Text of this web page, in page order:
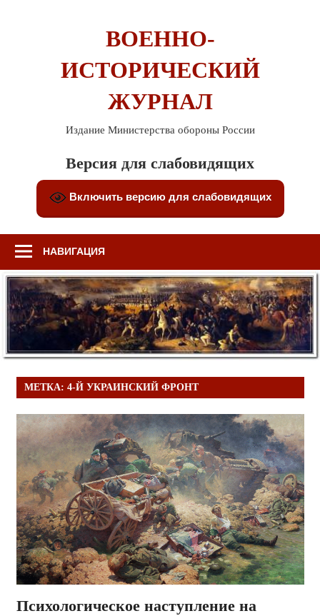
ВОЕННО-
ИСТОРИЧЕСКИЙ
ЖУРНАЛ
Издание Министерства обороны России
Версия для слабовидящих
Включить версию для слабовидящих
НАВИГАЦИЯ
МЕТКА: 4-Й УКРАИНСКИЙ ФРОНТ
Психологическое наступление на